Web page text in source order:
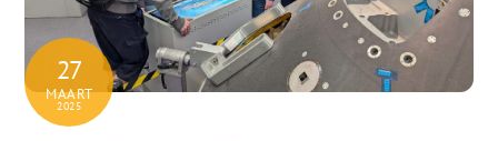
27
MAART
2025